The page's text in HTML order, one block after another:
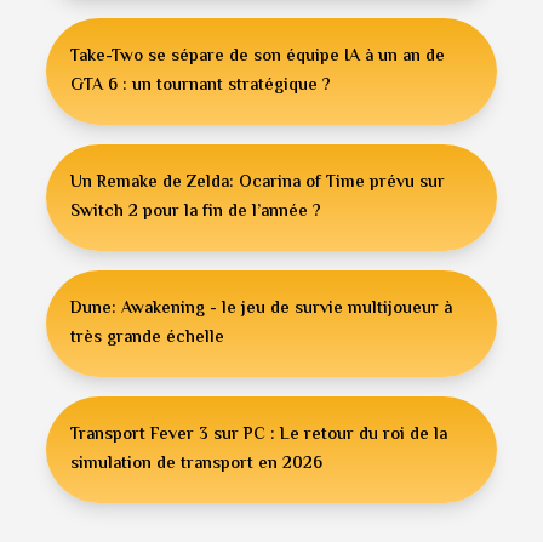
Take-Two se sépare de son équipe IA à un an de
GTA 6 : un tournant stratégique ?
Un Remake de Zelda: Ocarina of Time prévu sur
Switch 2 pour la fin de l’année ?
Dune: Awakening - le jeu de survie multijoueur à
très grande échelle
Transport Fever 3 sur PC : Le retour du roi de la
simulation de transport en 2026